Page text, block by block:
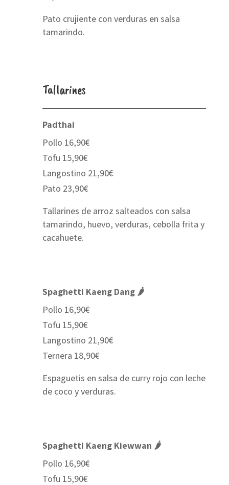
Pato crujiente con verduras en salsa
tamarindo.
Tallarines
Padthai
Pollo 16,90€
Tofu 15,90€
Langostino 21,90€
Pato 23,90€
Tallarines de arroz salteados con salsa
tamarindo, huevo, verduras, cebolla frita y
cacahuete.
Spaghetti Kaeng Dang 🌶
Pollo 16,90€
Tofu 15,90€
Langostino 21,90€
Ternera 18,90€
Espaguetis en salsa de curry rojo con leche
de coco y verduras.
Spaghetti Kaeng Kiewwan 🌶
Pollo 16,90€
Tofu 15,90€